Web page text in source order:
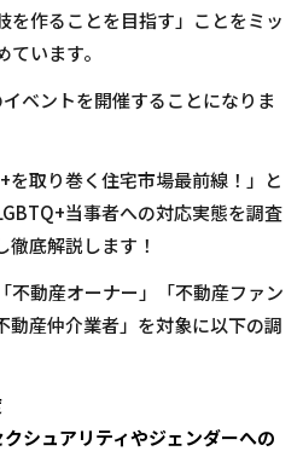
を作ることを目指す」ことをミッ
います。
ベントを開催することになりま
を取り巻く住宅市場最前線！」と
当事者への対応実態を調査
徹底解説します！
不動産オーナー」「不動産ファン
動産仲介業者」を対象に以下の調
シュアリティやジェンダーへの